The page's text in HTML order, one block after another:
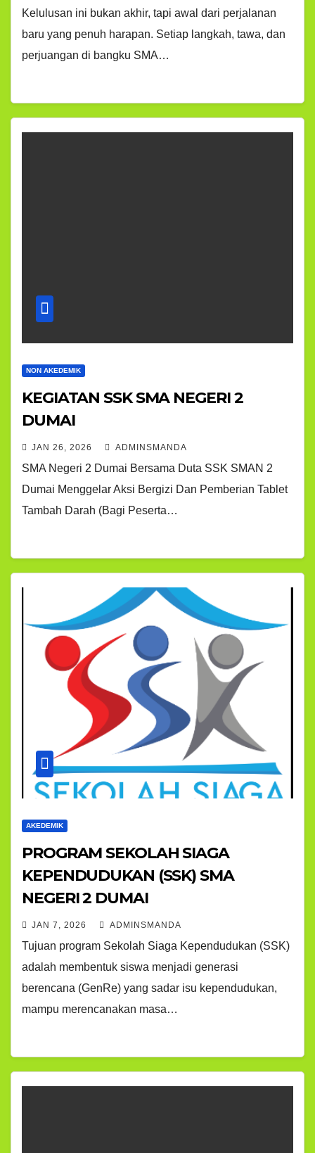
Kelulusan ini bukan akhir, tapi awal dari perjalanan
baru yang penuh harapan. Setiap langkah, tawa, dan
perjuangan di bangku SMA…
NON AKEDEMIK
KEGIATAN SSK SMA NEGERI 2
DUMAI
JAN 26, 2026 ADMINSMANDA
SMA Negeri 2 Dumai Bersama Duta SSK SMAN 2
Dumai Menggelar Aksi Bergizi Dan Pemberian Tablet
Tambah Darah (Bagi Peserta…
AKEDEMIK
PROGRAM SEKOLAH SIAGA
KEPENDUDUKAN (SSK) SMA
NEGERI 2 DUMAI
JAN 7, 2026 ADMINSMANDA
Tujuan program Sekolah Siaga Kependudukan (SSK)
adalah membentuk siswa menjadi generasi
berencana (GenRe) yang sadar isu kependudukan,
mampu merencanakan masa…